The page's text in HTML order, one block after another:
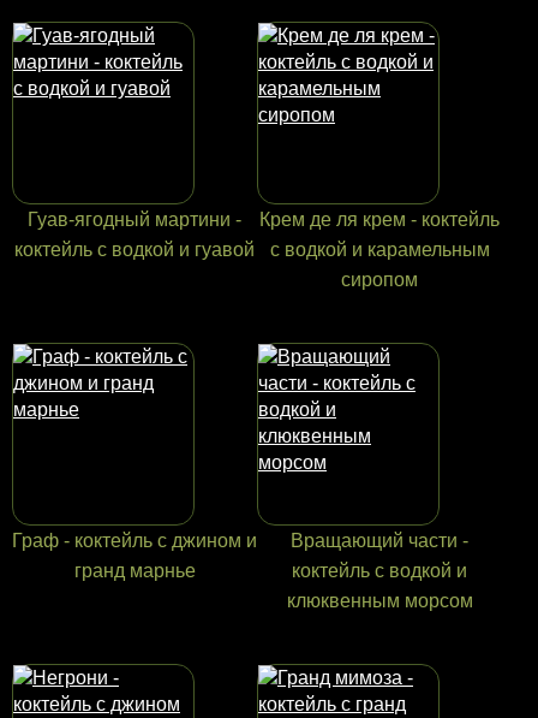
Гуав-ягодный мартини -
коктейль с водкой и гуавой
Крем де ля крем - коктейль
с водкой и карамельным
сиропом
Граф - коктейль с джином и
гранд марнье
Вращающий части -
коктейль с водкой и
клюквенным морсом